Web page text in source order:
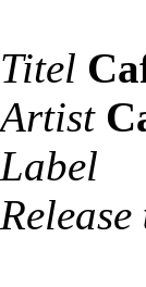
Titel
Artist
Label
Release